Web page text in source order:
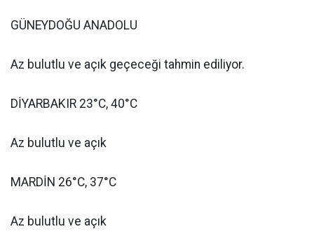
GÜNEYDOĞU ANADOLU
Az bulutlu ve açık geçeceği tahmin ediliyor.
DİYARBAKIR 23°C, 40°C
Az bulutlu ve açık
MARDİN 26°C, 37°C
Az bulutlu ve açık